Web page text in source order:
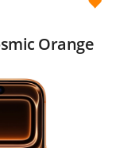
Orange